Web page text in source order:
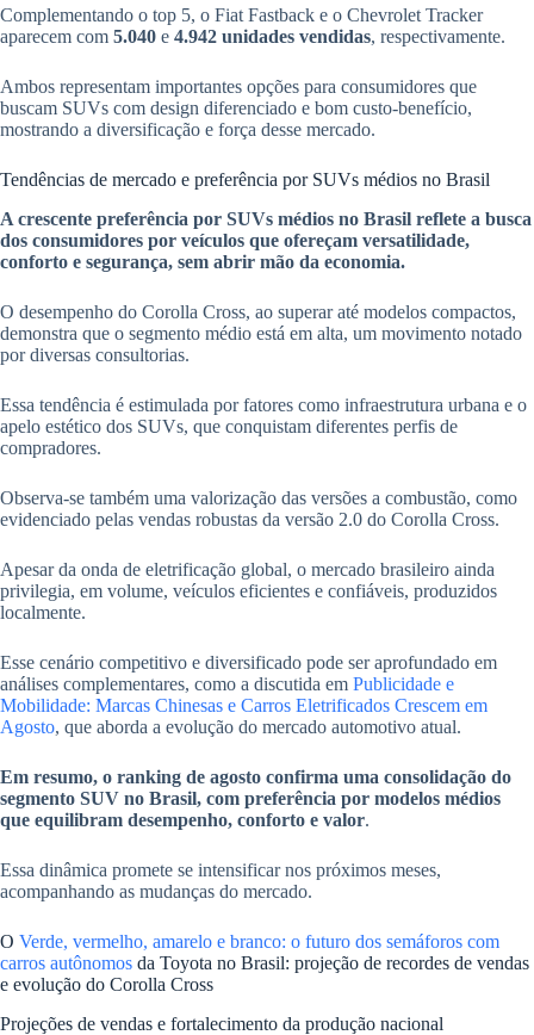
Complementando o top 5, o Fiat Fastback e o Chevrolet Tracker
aparecem com 5.040 e 4.942 unidades vendidas, respectivamente.
Ambos representam importantes opções para consumidores que
buscam SUVs com design diferenciado e bom custo-benefício,
mostrando a diversificação e força desse mercado.
Tendências de mercado e preferência por SUVs médios no Brasil
A crescente preferência por SUVs médios no Brasil reflete a busca
dos consumidores por veículos que ofereçam versatilidade,
conforto e segurança, sem abrir mão da economia.
O desempenho do Corolla Cross, ao superar até modelos compactos,
demonstra que o segmento médio está em alta, um movimento notado
por diversas consultorias.
Essa tendência é estimulada por fatores como infraestrutura urbana e o
apelo estético dos SUVs, que conquistam diferentes perfis de
compradores.
Observa-se também uma valorização das versões a combustão, como
evidenciado pelas vendas robustas da versão 2.0 do Corolla Cross.
Apesar da onda de eletrificação global, o mercado brasileiro ainda
privilegia, em volume, veículos eficientes e confiáveis, produzidos
localmente.
Esse cenário competitivo e diversificado pode ser aprofundado em
análises complementares, como a discutida em Publicidade e
Mobilidade: Marcas Chinesas e Carros Eletrificados Crescem em
Agosto, que aborda a evolução do mercado automotivo atual.
Em resumo, o ranking de agosto confirma uma consolidação do
segmento SUV no Brasil, com preferência por modelos médios
que equilibram desempenho, conforto e valor.
Essa dinâmica promete se intensificar nos próximos meses,
acompanhando as mudanças do mercado.
O Verde, vermelho, amarelo e branco: o futuro dos semáforos com
carros autônomos da Toyota no Brasil: projeção de recordes de vendas
e evolução do Corolla Cross
Projeções de vendas e fortalecimento da produção nacional